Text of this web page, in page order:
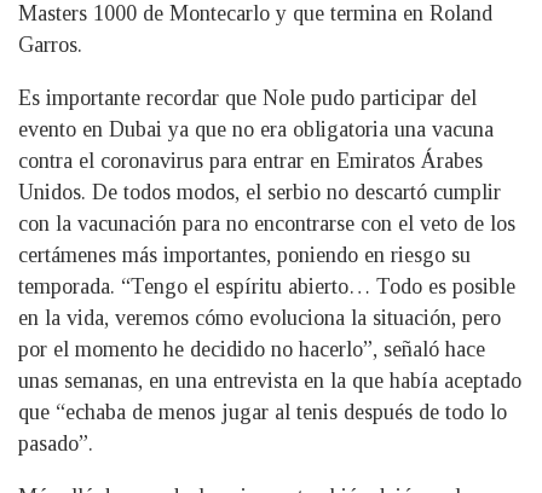
Masters 1000 de Montecarlo y que termina en Roland
Garros.
Es importante recordar que Nole pudo participar del
evento en Dubai ya que no era obligatoria una vacuna
contra el coronavirus para entrar en Emiratos Árabes
Unidos. De todos modos, el serbio no descartó cumplir
con la vacunación para no encontrarse con el veto de los
certámenes más importantes, poniendo en riesgo su
temporada. “Tengo el espíritu abierto… Todo es posible
en la vida, veremos cómo evoluciona la situación, pero
por el momento he decidido no hacerlo”, señaló hace
unas semanas, en una entrevista en la que había aceptado
que “echaba de menos jugar al tenis después de todo lo
pasado”.